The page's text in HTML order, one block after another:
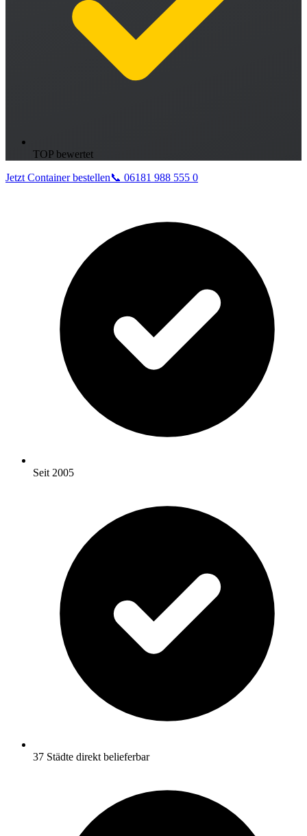
TOP bewertet
Jetzt Container bestellen📞 06181 988 555 0
Seit 2005
37 Städte direkt belieferbar